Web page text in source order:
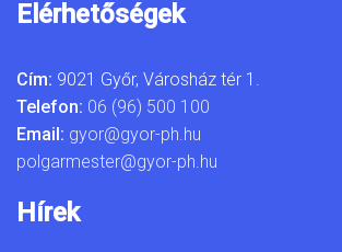
Elérhetőségek
Cím: 9021 Győr, Városház tér 1.
Telefon: 06 (96) 500 100
Email: gyor@gyor-ph.hu
polgarmester@gyor-ph.hu
Hírek